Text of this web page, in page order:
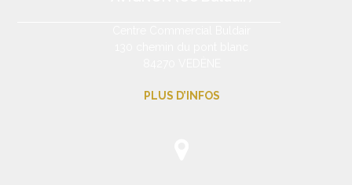
PLUS D’INFOS